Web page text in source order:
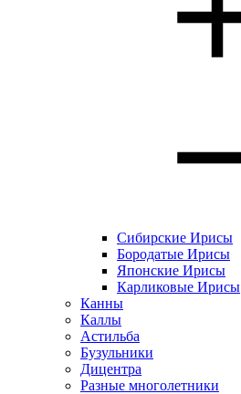
Сибирские Ирисы
Бородатые Ирисы
Японские Ирисы
Карликовые Ирисы
Канны
Каллы
Астильба
Бузульники
Дицентра
Разные многолетники